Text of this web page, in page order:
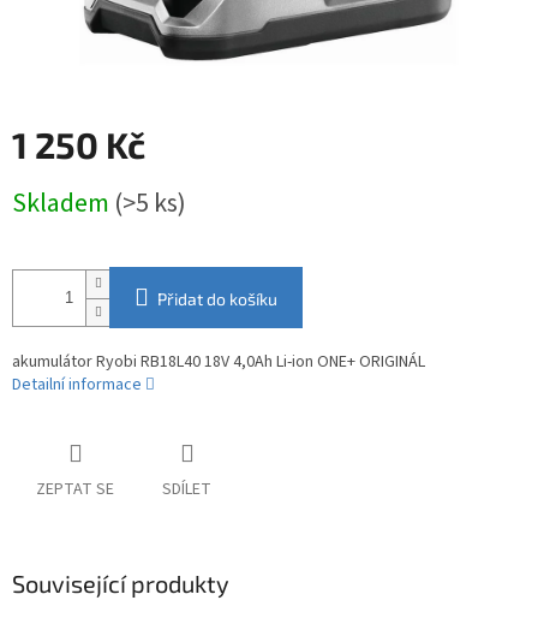
1 250 Kč
cena:
Skladem (>5 ks)
Přidat do košíku
akumulátor Ryobi RB18L40 18V 4,0Ah Li-ion ONE+ ORIGINÁL
Detailní informace
ZEPTAT SE SDÍLET
Související produkty